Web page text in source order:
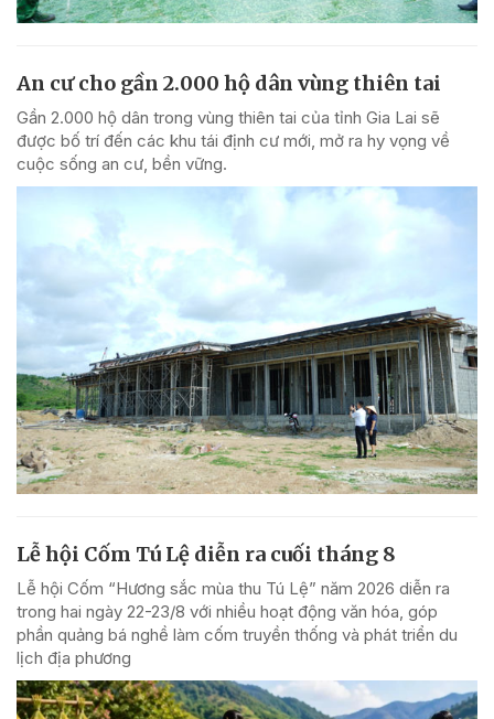
An cư cho gần 2.000 hộ dân vùng thiên tai
Gần 2.000 hộ dân trong vùng thiên tai của tỉnh Gia Lai sẽ
được bố trí đến các khu tái định cư mới, mở ra hy vọng về
cuộc sống an cư, bền vững.
Lễ hội Cốm Tú Lệ diễn ra cuối tháng 8
Lễ hội Cốm “Hương sắc mùa thu Tú Lệ” năm 2026 diễn ra
trong hai ngày 22-23/8 với nhiều hoạt động văn hóa, góp
phần quảng bá nghề làm cốm truyền thống và phát triển du
lịch địa phương